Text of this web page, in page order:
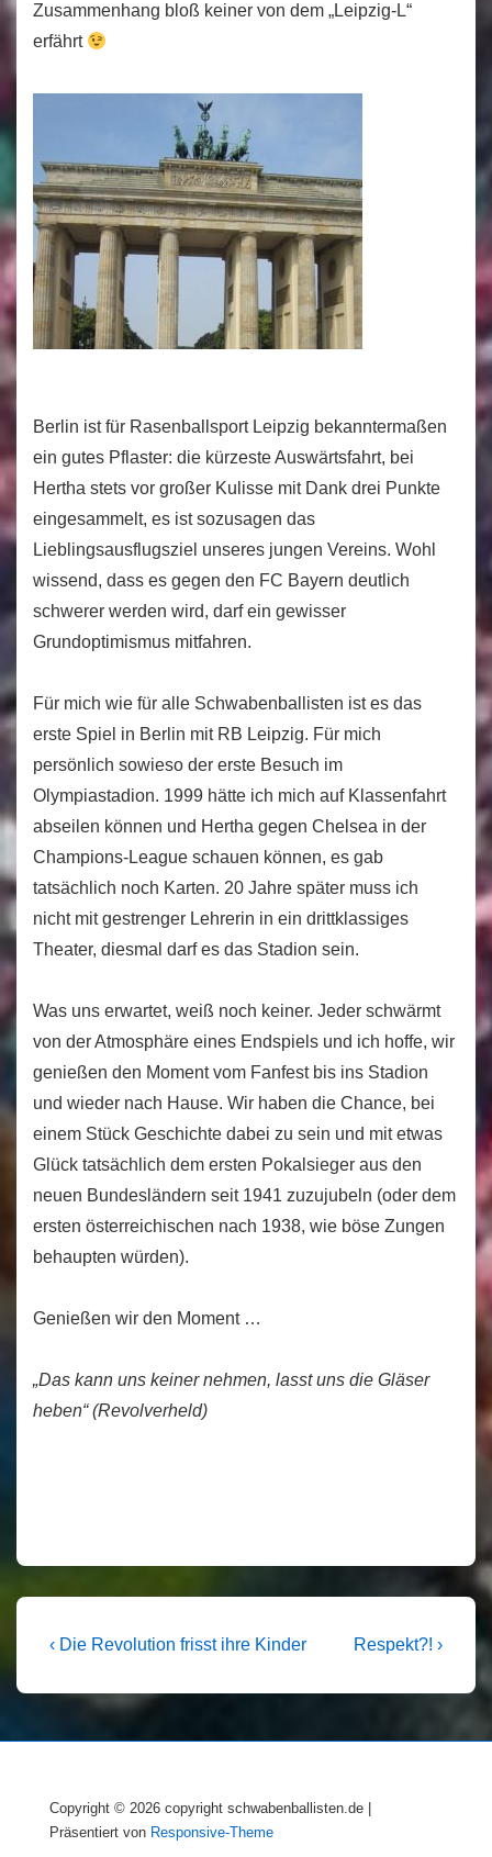
Zusammenhang bloß keiner von dem „Leipzig-L“
erfährt
Berlin ist für Rasenballsport Leipzig bekanntermaßen
ein gutes Pflaster: die kürzeste Auswärtsfahrt, bei
Hertha stets vor großer Kulisse mit Dank drei Punkte
eingesammelt, es ist sozusagen das
Lieblingsausflugsziel unseres jungen Vereins. Wohl
wissend, dass es gegen den FC Bayern deutlich
schwerer werden wird, darf ein gewisser
Grundoptimismus mitfahren.
Für mich wie für alle Schwabenballisten ist es das
erste Spiel in Berlin mit RB Leipzig. Für mich
persönlich sowieso der erste Besuch im
Olympiastadion. 1999 hätte ich mich auf Klassenfahrt
abseilen können und Hertha gegen Chelsea in der
Champions-League schauen können, es gab
tatsächlich noch Karten. 20 Jahre später muss ich
nicht mit gestrenger Lehrerin in ein drittklassiges
Theater, diesmal darf es das Stadion sein.
Was uns erwartet, weiß noch keiner. Jeder schwärmt
von der Atmosphäre eines Endspiels und ich hoffe, wir
genießen den Moment vom Fanfest bis ins Stadion
und wieder nach Hause. Wir haben die Chance, bei
einem Stück Geschichte dabei zu sein und mit etwas
Glück tatsächlich dem ersten Pokalsieger aus den
neuen Bundesländern seit 1941 zuzujubeln (oder dem
ersten österreichischen nach 1938, wie böse Zungen
behaupten würden).
Genießen wir den Moment …
„Das kann uns keiner nehmen, lasst uns die Gläser
heben“ (Revolverheld)
Beitragsnavigation
Vorheriger
‹ Die Revolution frisst ihre Kinder
Nächster
Respekt?! ›
Copyright © 2026 copyright schwabenballisten.de
Präsentiert von Responsive-Theme